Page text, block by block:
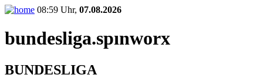
08:59 Uhr, 07.08.2026
bundesliga.spınworx
BUNDESLIGA